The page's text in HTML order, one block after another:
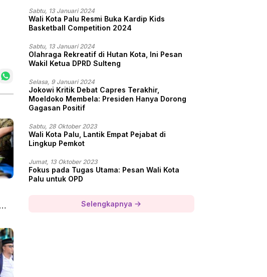
Sabtu, 13 Januari 2024
Wali Kota Palu Resmi Buka Kardip Kids
Basketball Competition 2024
Sabtu, 13 Januari 2024
Olahraga Rekreatif di Hutan Kota, Ini Pesan
Wakil Ketua DPRD Sulteng
Selasa, 9 Januari 2024
Jokowi Kritik Debat Capres Terakhir,
Moeldoko Membela: Presiden Hanya Dorong
Gagasan Positif
Sabtu, 28 Oktober 2023
Wali Kota Palu, Lantik Empat Pejabat di
Lingkup Pemkot
Jumat, 13 Oktober 2023
Fokus pada Tugas Utama: Pesan Wali Kota
Palu untuk OPD
Selengkapnya